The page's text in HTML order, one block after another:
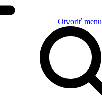
Otvoriť menu